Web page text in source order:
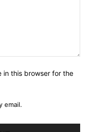
in this browser for the
email.